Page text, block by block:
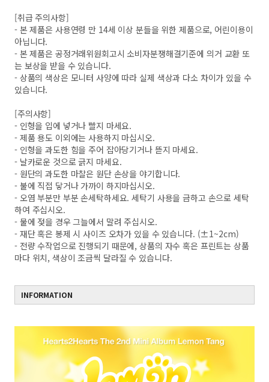
[취급 주의사항]
- 본 제품은 사용연령 만 14세 이상 분들을 위한 제품으로, 어린이용이
아닙니다.
- 본 제품은 공정거래위원회고시 소비자분쟁해결기준에 의거 교환 또
는 보상을 받을 수 있습니다.
- 상품의 색상은 모니터 사양에 따라 실제 색상과 다소 차이가 있을 수
있습니다.
[주의사항]
- 인형을 입에 넣거나 빨지 마세요.
- 제품 용도 이외에는 사용하지 마십시오.
- 인형을 과도한 힘을 주어 잡아당기거나 뜯지 마세요.
- 날카로운 것으로 긁지 마세요.
- 원단의 과도한 마찰은 원단 손상을 야기합니다.
- 불에 직접 닿거나 가까이 하지마십시오.
- 오염 부분만 부분 손세탁하세요. 세탁기 사용을 금하고 손으로 세탁
하여 주십시오.
- 물에 젖을 경우 그늘에서 말려 주십시오.
- 재단 혹은 봉제 시 사이즈 오차가 있을 수 있습니다. (±1~2cm)
- 전량 수작업으로 진행되기 때문에, 상품의 자수 혹은 프린트는 상품
마다 위치, 색상이 조금씩 달라질 수 있습니다.
INFORMATION